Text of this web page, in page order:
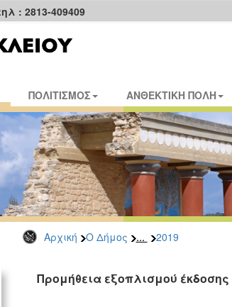
: 2813-409409
ΠΟΛΙΤΙΣΜΟΣ ΑΝΘΕΚΤΙΚΗ ΠΟΛΗ
Αρχική Ο Δήμος ... 2019
Προμήθεια εξοπλισμού